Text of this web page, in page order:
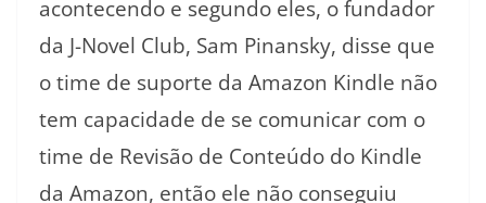
acontecendo e segundo eles, o fundador
da J-Novel Club, Sam Pinansky, disse que
o time de suporte da Amazon Kindle não
tem capacidade de se comunicar com o
time de Revisão de Conteúdo do Kindle
da Amazon, então ele não conseguiu